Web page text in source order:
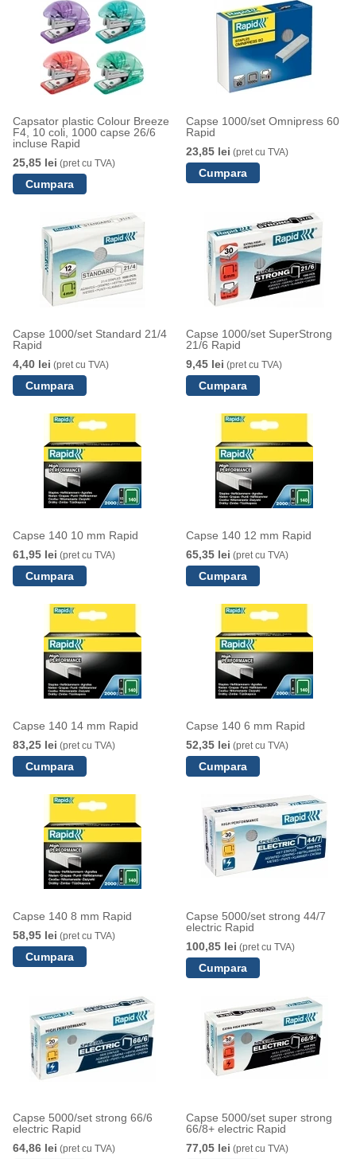
Capsator plastic Colour Breeze
F4, 10 coli, 1000 capse 26/6
incluse Rapid
25,85 lei (pret cu TVA)
Capse 1000/set Omnipress 60
Rapid
23,85 lei (pret cu TVA)
Capse 1000/set Standard 21/4
Rapid
4,40 lei (pret cu TVA)
Capse 1000/set SuperStrong
21/6 Rapid
9,45 lei (pret cu TVA)
Capse 140 10 mm Rapid
61,95 lei (pret cu TVA)
Capse 140 12 mm Rapid
65,35 lei (pret cu TVA)
Capse 140 14 mm Rapid
83,25 lei (pret cu TVA)
Capse 140 6 mm Rapid
52,35 lei (pret cu TVA)
Capse 140 8 mm Rapid
58,95 lei (pret cu TVA)
Capse 5000/set strong 44/7
electric Rapid
100,85 lei (pret cu TVA)
Capse 5000/set strong 66/6
electric Rapid
64,86 lei (pret cu TVA)
Capse 5000/set super strong
66/8+ electric Rapid
77,05 lei (pret cu TVA)